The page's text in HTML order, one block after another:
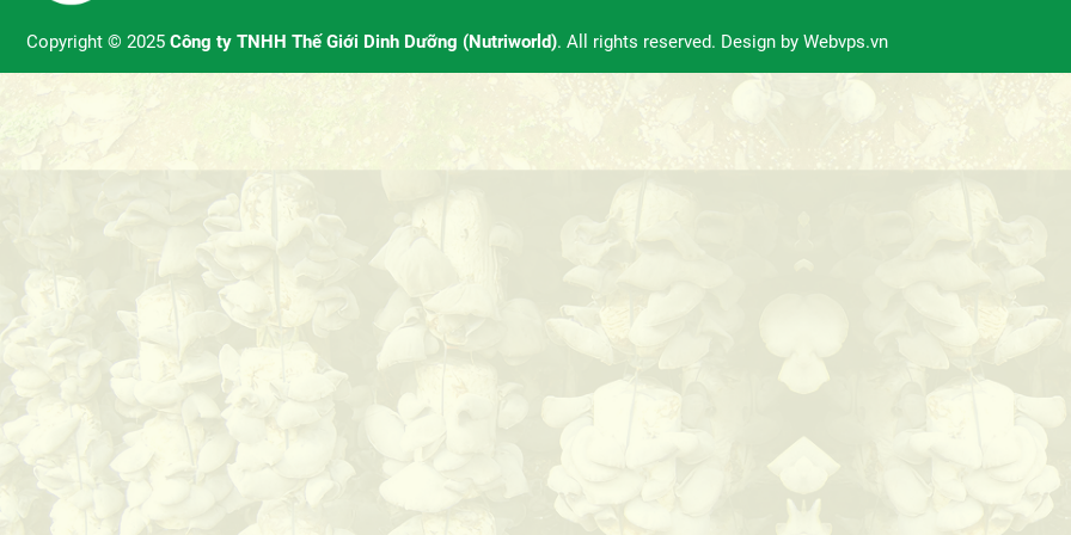
Copyright © 2025 Công ty TNHH Thế Giới Dinh Dưỡng (Nutriworld). All rights reserved. Design by Webvps.vn